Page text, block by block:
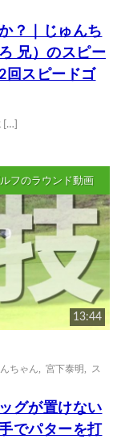
？｜じゅんち
兄）のスピー
回スピードゴ
[…]
フのラウンド動画
13:44
ちゃん 宮下泰明
ス
グが置けない
でパターを打